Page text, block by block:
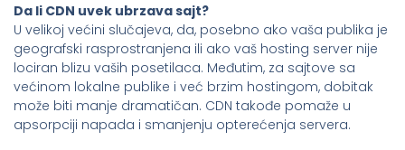
Da li CDN uvek ubrzava sajt?
U velikoj većini slučajeva, da, posebno ako vaša publika je
geografski rasprostranjena ili ako vaš hosting server nije
lociran blizu vaših posetilaca. Međutim, za sajtove sa
većinom lokalne publike i već brzim hostingom, dobitak
može biti manje dramatičan. CDN takođe pomaže u
apsorpciji napada i smanjenju opterećenja servera.